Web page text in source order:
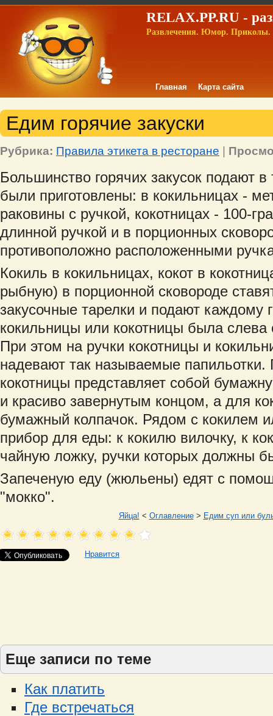
RELAX.PP.RU -
Развлечения. Юмор. Приколы.
Главная Карта сайта
Едим горячие закуски
Рубрика: Правила этикета в ресторане |
Большинство горячих закусок подают
были приготовлены: в кокильницах -
раковины с ручкой, кокотницах - 100-
длинной ручкой и в порционных
противоположно расположенными
Кокиль в кокильницах, кокот в
рыбную) в порционной сковороде
закусочные тарелки и подают каждому
кокильницы или кокотницы была слева
При этом на ручки кокотницы и
надевают так называемые папильотки.
кокотницы представляет собой
и красиво завернутым концом, а для
бумажный колпачок. Рядом с кокилем
прибор для еды: к кокилю вилочку, к
чайную ложку, ручки которых должны
Запеченую еду (жюльены) едят с
"мокко".
Яйца! < Оглавление> Едим суп или
Нравится
Еще записи по теме
Как платить
Где встречаться